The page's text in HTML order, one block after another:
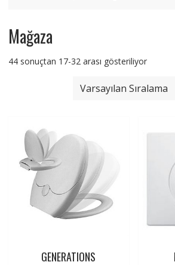
Mağaza
44 sonuçtan 17-32 arası gösteriliyor
GENERATIONS